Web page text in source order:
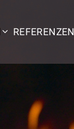
REFERENZEN